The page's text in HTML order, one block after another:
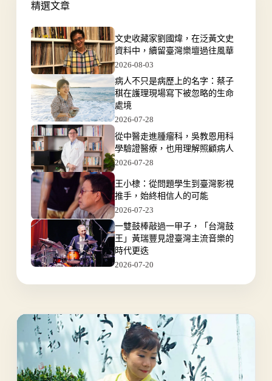
精選文章
文史收藏家劉國煒，在泛黃文史
資料中，續留臺灣樂壇過往風華
2026-08-03
病人不只是病歷上的名字：蔡子
稘在護理現場寫下被忽略的生命
處境
2026-07-28
從中醫走進腫瘤科，吳教恩用科
學驗證醫療，也用理解照顧病人
2026-07-28
王小棣：從問題學生到臺灣影視
推手，始終相信人的可能
2026-07-23
一雙鼓棒敲過一甲子，「台灣鼓
王」黃瑞豐見證臺灣主流音樂的
時代更迭
2026-07-20